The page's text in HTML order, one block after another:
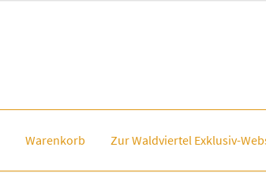
Warenkorb Zur Waldviertel Exklusiv-